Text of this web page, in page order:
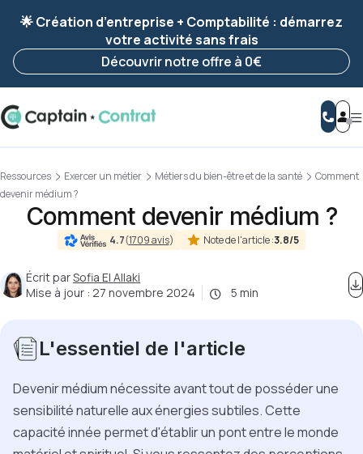
enregistrée 🚀
Reprendre ma démarche
🌟 Création d’entreprise + Comptabilité : démarrez
votre activité sans frais
Découvrir notre offre à 0€
Ressources Exercer un métier Métiers du bien-être et de la santé
Comment
devenir médium ?
Comment devenir médium ?
4.7(1709 avis) Note de l'article :3.8/5
Écrit parSofia El Allaki
Mise à jour : 27 novembre 2024 5 min
L'essentiel de l'article
Devenir médium nécessite avant tout de posséder une
sensibilité naturelle aux énergies subtiles. Cette
capacité innée permet d'établir un pont entre le monde